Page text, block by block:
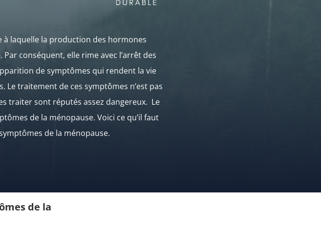
à laquelle la production des hormones
conséquent, elle rime avec l’arrêt des
de symptômes qui rendent la vie
traitement de ces symptômes n’est pas
traiter sont réputés assez dangereux. Le
de la ménopause. Voici ce qu’il faut
de la ménopause.
de la